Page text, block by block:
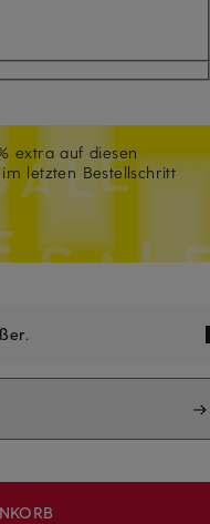
extra auf diesen
letzten Bestellschritt
.